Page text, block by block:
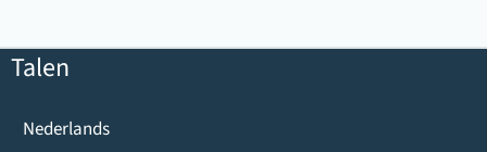
Talen
Nederlands